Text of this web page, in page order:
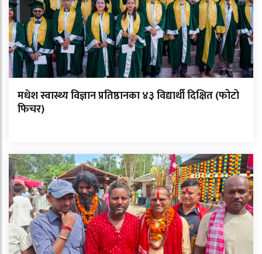
मधेश स्वास्थ्य विज्ञान प्रतिष्ठानका ४३ विद्यार्थी दिक्षित (फोटो
फिचर)